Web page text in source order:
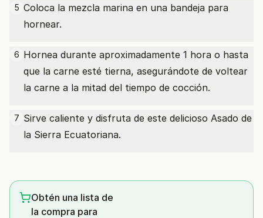
5 Coloca la mezcla marina en una bandeja para
hornear.
6 Hornea durante aproximadamente 1 hora o hasta
que la carne esté tierna, asegurándote de voltear
la carne a la mitad del tiempo de cocción.
7 Sirve caliente y disfruta de este delicioso Asado de
la Sierra Ecuatoriana.
Obtén una lista de
la compra para